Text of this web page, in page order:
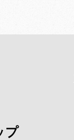
プ